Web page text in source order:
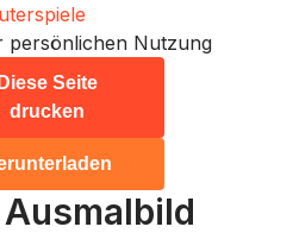
persönlichen Nutzung
Diese Seite
drucken
Ausmalbild